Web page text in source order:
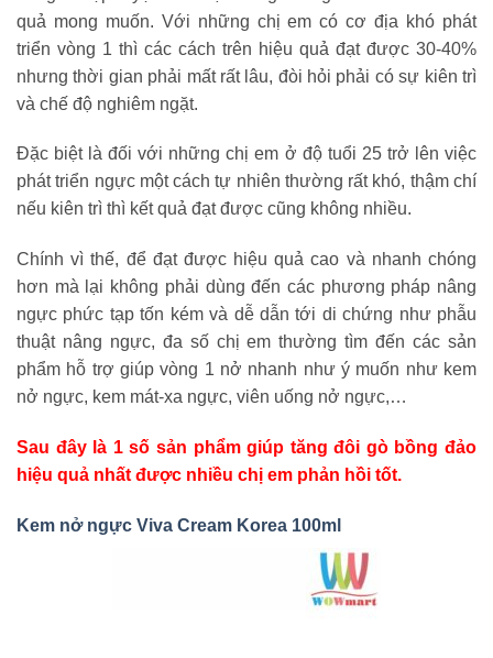
quả mong muốn. Với những chị em có cơ địa khó phát
triển vòng 1 thì các cách trên hiệu quả đạt được 30-40%
nhưng thời gian phải mất rất lâu, đòi hỏi phải có sự kiên trì
và chế độ nghiêm ngặt.
Đặc biệt là đối với những chị em ở độ tuổi 25 trở lên việc
phát triển ngực một cách tự nhiên thường rất khó, thậm chí
nếu kiên trì thì kết quả đạt được cũng không nhiều.
Chính vì thế, để đạt được hiệu quả cao và nhanh chóng
hơn mà lại không phải dùng đến các phương pháp nâng
ngực phức tạp tốn kém và dễ dẫn tới di chứng như phẫu
thuật nâng ngực, đa số chị em thường tìm đến các sản
phẩm hỗ trợ giúp vòng 1 nở nhanh như ý muốn như kem
nở ngực, kem mát-xa ngực, viên uống nở ngực,…
Sau đây là 1 số sản phẩm giúp tăng đôi gò bồng đảo
hiệu quả nhất được nhiều chị em phản hồi tốt.
Kem nở ngực Viva Cream Korea 100ml